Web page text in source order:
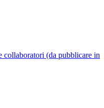
collaboratori (da pubblicare in